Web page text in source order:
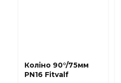
Коліно 90°/75мм
PN16 Fitvalf